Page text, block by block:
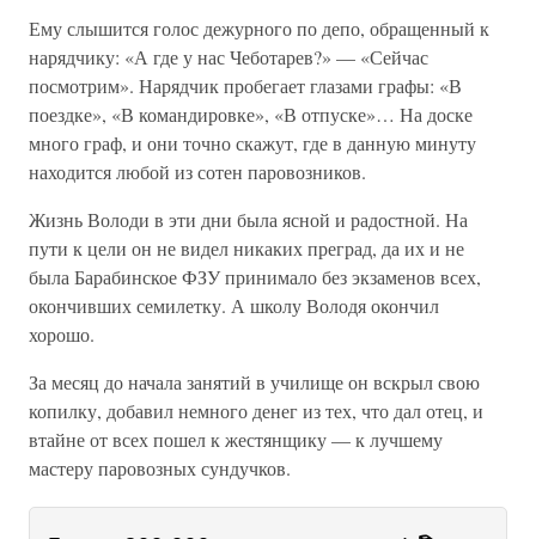
Ему слышится голос дежурного по депо, обращенный к
нарядчику: «А где у нас Чеботарев?» — «Сейчас
посмотрим». Нарядчик пробегает глазами графы: «В
поездке», «В командировке», «В отпуске»… На доске
много граф, и они точно скажут, где в данную минуту
находится любой из сотен паровозников.
Жизнь Володи в эти дни была ясной и радостной. На
пути к цели он не видел никаких преград, да их и не
была Барабинское ФЗУ принимало без экзаменов всех,
окончивших семилетку. А школу Володя окончил
хорошо.
За месяц до начала занятий в училище он вскрыл свою
копилку, добавил немного денег из тех, что дал отец, и
втайне от всех пошел к жестянщику — к лучшему
мастеру паровозных сундучков.